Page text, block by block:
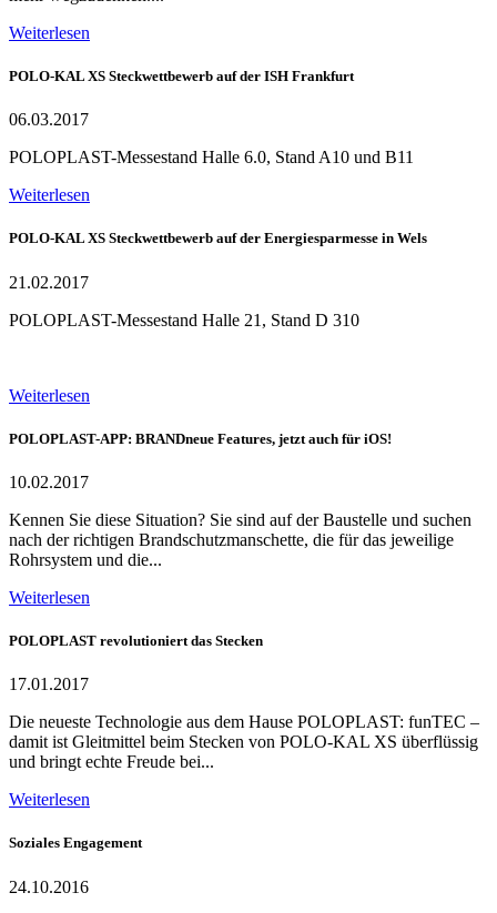
Weiterlesen
POLO-KAL XS Steckwettbewerb auf der ISH Frankfurt
06.03.2017
POLOPLAST-Messestand Halle 6.0, Stand A10 und B11
Weiterlesen
POLO-KAL XS Steckwettbewerb auf der Energiesparmesse in Wels
21.02.2017
POLOPLAST-Messestand Halle 21, Stand D 310
Weiterlesen
POLOPLAST-APP: BRANDneue Features, jetzt auch für iOS!
10.02.2017
Kennen Sie diese Situation? Sie sind auf der Baustelle und suchen
nach der richtigen Brandschutzmanschette, die für das jeweilige
Rohrsystem und die...
Weiterlesen
POLOPLAST revolutioniert das Stecken
17.01.2017
Die neueste Technologie aus dem Hause POLOPLAST: funTEC –
damit ist Gleitmittel beim Stecken von POLO-KAL XS überflüssig
und bringt echte Freude bei...
Weiterlesen
Soziales Engagement
24.10.2016